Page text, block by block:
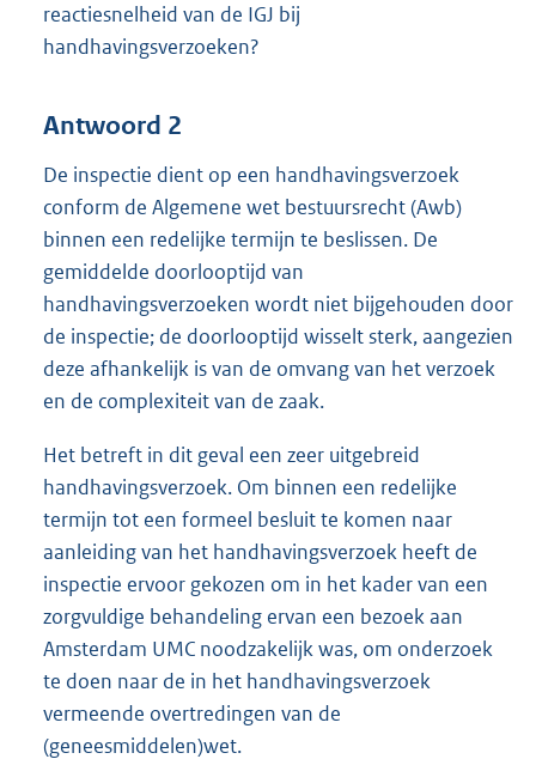
reactiesnelheid van de IGJ bij
handhavingsverzoeken?
Antwoord 2
De inspectie dient op een handhavingsverzoek
conform de Algemene wet bestuursrecht (Awb)
binnen een redelijke termijn te beslissen. De
gemiddelde doorlooptijd van
handhavingsverzoeken wordt niet bijgehouden door
de inspectie; de doorlooptijd wisselt sterk, aangezien
deze afhankelijk is van de omvang van het verzoek
en de complexiteit van de zaak.
Het betreft in dit geval een zeer uitgebreid
handhavingsverzoek. Om binnen een redelijke
termijn tot een formeel besluit te komen naar
aanleiding van het handhavingsverzoek heeft de
inspectie ervoor gekozen om in het kader van een
zorgvuldige behandeling ervan een bezoek aan
Amsterdam UMC noodzakelijk was, om onderzoek
te doen naar de in het handhavingsverzoek
vermeende overtredingen van de
(geneesmiddelen)wet.